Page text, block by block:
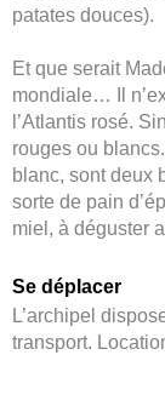
patates douces).
Et que serait
mondiale… Il
l’Atlantis rosé.
rouges ou
blanc, sont deux
sorte de pain
miel, à déguster
Se déplacer
L’archipel
transport.